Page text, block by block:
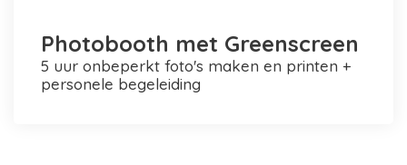
Photobooth met Greenscreen
5 uur onbeperkt foto's maken en printen +
personele begeleiding